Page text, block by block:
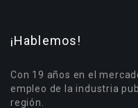
¡Hablemos!
Con 19 años en el
empleo de la industria
región.